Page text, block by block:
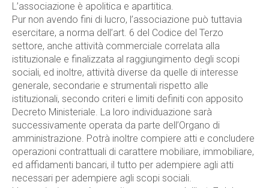
L’associazione è apolitica e apartitica.
Pur non avendo fini di lucro, l’associazione può tuttavia
esercitare, a norma dell’art. 6 del Codice del Terzo
settore, anche attività commerciale correlata alla
istituzionale e finalizzata al raggiungimento degli scopi
sociali, ed inoltre, attività diverse da quelle di interesse
generale, secondarie e strumentali rispetto alle
istituzionali, secondo criteri e limiti definiti con apposito
Decreto Ministeriale. La loro individuazione sarà
successivamente operata da parte dell’Organo di
amministrazione. Potrà inoltre compiere atti e concludere
operazioni contrattuali di carattere mobiliare, immobiliare,
ed affidamenti bancari, il tutto per adempiere agli atti
necessari per adempiere agli scopi sociali.